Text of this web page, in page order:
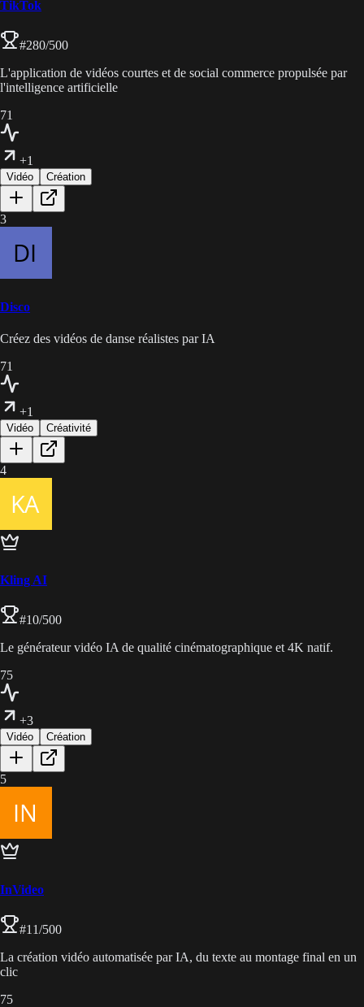
TikTok
#280/500
L'application de vidéos courtes et de social commerce propulsée par
l'intelligence artificielle
71
+1
Vidéo Création
3
Disco
Créez des vidéos de danse réalistes par IA
71
+1
Vidéo Créativité
4
Kling AI
#10/500
Le générateur vidéo IA de qualité cinématographique et 4K natif.
75
+3
Vidéo Création
5
InVideo
#11/500
La création vidéo automatisée par IA, du texte au montage final en un
clic
75